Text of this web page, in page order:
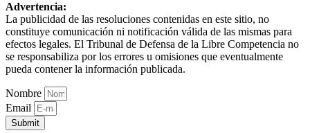
Advertencia:
La publicidad de las resoluciones contenidas en este sitio, no
constituye comunicación ni notificación válida de las mismas para
efectos legales. El Tribunal de Defensa de la Libre Competencia no
se responsabiliza por los errores u omisiones que eventualmente
pueda contener la información publicada.
Nombre
Email
Submit